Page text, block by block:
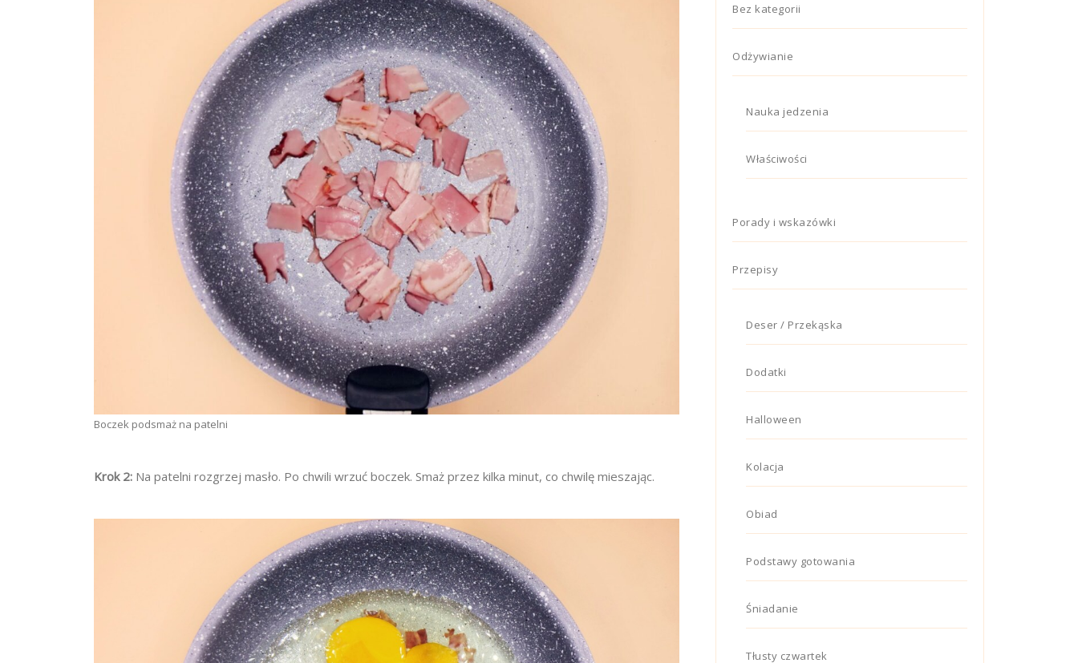
Boczek podsmaż na patelni
Krok 2: Na patelni rozgrzej masło. Po chwili wrzuć boczek. Smaż przez kilka minut, co chwilę mieszając.
Bez kategorii
Odżywianie
Nauka jedzenia
Właściwości
Porady i wskazówki
Przepisy
Deser / Przekąska
Dodatki
Halloween
Kolacja
Obiad
Podstawy gotowania
Śniadanie
Tłusty czwartek